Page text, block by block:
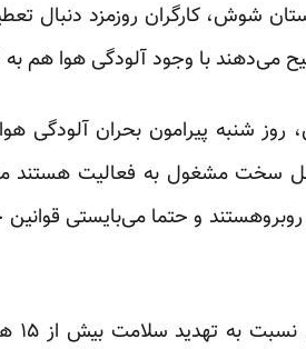
شوش، کارگران روزمزد دنبال
می‌دهند با وجود آلودگی هوا هم
روز شنبه پیرامون بحران آلودگی
سخت مشغول به فعالیت هستند
و حتما می‌بایستی قوانین